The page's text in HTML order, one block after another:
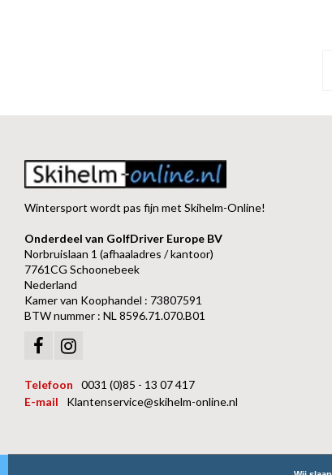
Wintersport wordt pas fijn met Skihelm-Online!
Onderdeel van GolfDriver Europe BV
Norbruislaan 1 (afhaaladres / kantoor)
7761CG Schoonebeek
Nederland
Kamer van Koophandel : 73807591
BTW nummer : NL 8596.71.070.B01
Telefoon
0031 (0)85 - 13 07 417
E-mail
Klantenservice@skihelm-online.nl